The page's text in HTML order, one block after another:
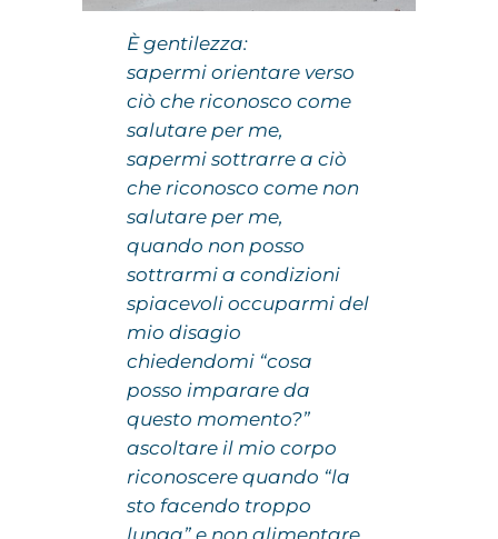
È gentilezza:
sapermi orientare verso
ciò che riconosco come
salutare per me,
sapermi sottrarre a ciò
che riconosco come non
salutare per me,
quando non posso
sottrarmi a condizioni
spiacevoli occuparmi del
mio disagio
chiedendomi “cosa
posso imparare da
questo momento?”
ascoltare il mio corpo
riconoscere quando “la
sto facendo troppo